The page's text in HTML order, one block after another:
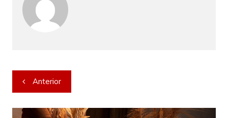
Navegação
de
Post
Anterior